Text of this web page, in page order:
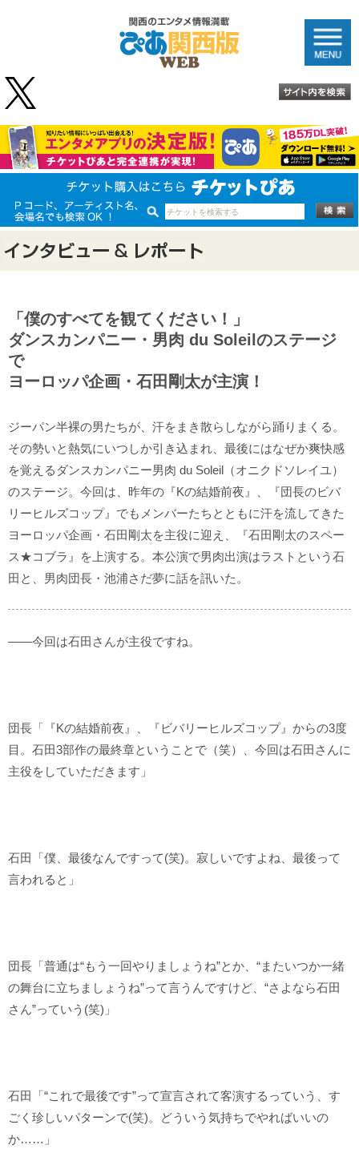
「僕のすべてを観てください！」
ダンスカンパニー・男肉 du Soleilのステージ
で
ヨーロッパ企画・石田剛太が主演！
ジーパン半裸の男たちが、汗をまき散らしながら踊りまくる。
その勢いと熱気にいつしか引き込まれ、最後にはなぜか爽快感
を覚えるダンスカンパニー男肉 du Soleil（オニクドソレイユ）
のステージ。今回は、昨年の『Kの結婚前夜』、『団長のビバ
リーヒルズコップ』でもメンバーたちとともに汗を流してきた
ヨーロッパ企画・石田剛太を主役に迎え、『石田剛太のスペー
ス★コブラ』を上演する。本公演で男肉出演はラストという石
田と、男肉団長・池浦さだ夢に話を訊いた。
――今回は石田さんが主役ですね。
団長「『Kの結婚前夜』、『ビバリーヒルズコップ』からの3度
目。石田3部作の最終章ということで（笑）、今回は石田さんに
主役をしていただきます」
石田「僕、最後なんですって(笑)。寂しいですよね、最後って
言われると」
団長「普通は“もう一回やりましょうね”とか、“またいつか一緒
の舞台に立ちましょうね”って言うんですけど、“さよなら石田
さん”っていう(笑)」
石田「“これで最後です”って宣言されて客演するっていう、す
ごく珍しいパターンで(笑)。どういう気持ちでやればいいの
か……」